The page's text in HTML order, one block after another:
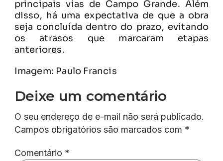
principais vias de Campo Grande. Além
disso, há uma expectativa de que a obra
seja concluída dentro do prazo, evitando
os atrasos que marcaram etapas
anteriores.
Imagem: Paulo Francis
Deixe um comentário
O seu endereço de e-mail não será publicado.
Campos obrigatórios são marcados com *
Comentário *